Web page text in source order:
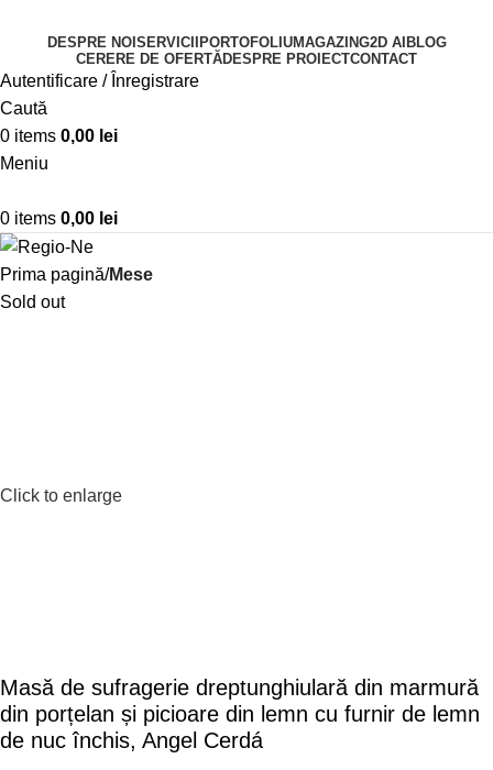
DESPRE NOI SERVICII PORTOFOLIUMAGAZING2D AI BLOG
CERERE DE OFERTĂDESPRE PROIECTCONTACT
Autentificare / Înregistrare
Caută
0 items 0,00 lei
Meniu
0 items 0,00 lei
Prima pagină Mese
Sold out
Click to enlarge
Masă de sufragerie dreptunghiulară din marmură
din porțelan și picioare din lemn cu furnir de lemn
de nuc închis, Angel Cerdá